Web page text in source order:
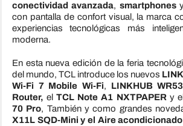
conectividad avanzada, smartphones
con pantalla de confort visual, la marca
experiencias tecnológicas más
moderna.
En esta nueva edición de la feria
del mundo, TCL introduce los nuevos
Wi-Fi 7 Mobile Wi-Fi, LINKHUB
Router, elTCL Note A1 NXTPAPERy el
70 Pro, También y como grandes
X11L SQD-Mini y el Aire